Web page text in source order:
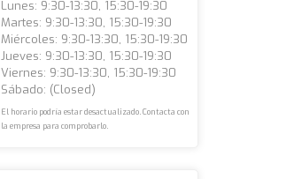
Lunes: 9:30-13:30, 15:30-19:30
Martes: 9:30-13:30, 15:30-19:30
Miércoles: 9:30-13:30, 15:30-19:30
Jueves: 9:30-13:30, 15:30-19:30
Viernes: 9:30-13:30, 15:30-19:30
Sábado: (closed)
El horario podría estar desactualizado. Contacta con
la empresa para comprobarlo.